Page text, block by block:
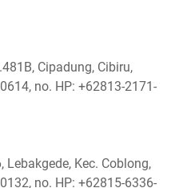
Cipadung, Cibiru,
no. HP: +62813-2171-
Kec. Coblong,
no. HP: +62815-6336-